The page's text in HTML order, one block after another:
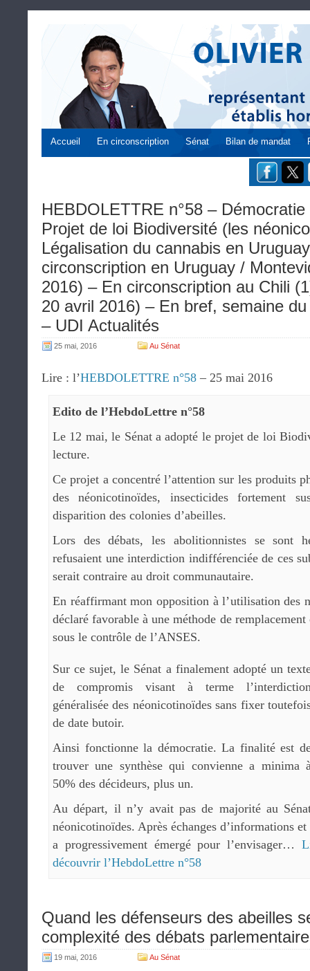
Accueil En circonscription Sénat Bilan de mandat
HEBDOLETTRE n°58 –
Projet de loi Biodiversité (les
Légalisation du cannabis en
circonscription en Uruguay /
2016) – En circonscription au Chili
20 avril 2016) – En bref, semaine
– UDI Actualités
25 mai, 2016 Au Sénat
Lire : l’HEBDOLETTRE n°58 – 25 mai 2016
Edito de l’HebdoLettre n°58
Le 12 mai, le Sénat a adopté le projet de loi
lecture.
Ce projet a concentré l’attention sur les produits
des néonicotinoïdes, insecticides fortement
disparition des colonies d’abeilles.
Lors des débats, les abolitionnistes se sont
refusaient une interdiction indifférenciée de ces
serait contraire au droit communautaire.
En réaffirmant mon opposition à l’utilisation des
déclaré favorable à une méthode de
sous le contrôle de l’ANSES.
Sur ce sujet, le Sénat a finalement adopté un
de compromis visant à terme
généralisée des néonicotinoïdes sans fixer
de date butoir.
Ainsi fonctionne la démocratie. La finalité est
trouver une synthèse qui convienne a minima
50% des décideurs, plus un.
Au départ, il n’y avait pas de majorité au
néonicotinoïdes. Après échanges d’informations
a progressivement émergé pour l’envisager…
découvrir l’HebdoLettre n°58
Quand les défenseurs des abeilles
complexité des débats
19 mai, 2016 Au Sénat